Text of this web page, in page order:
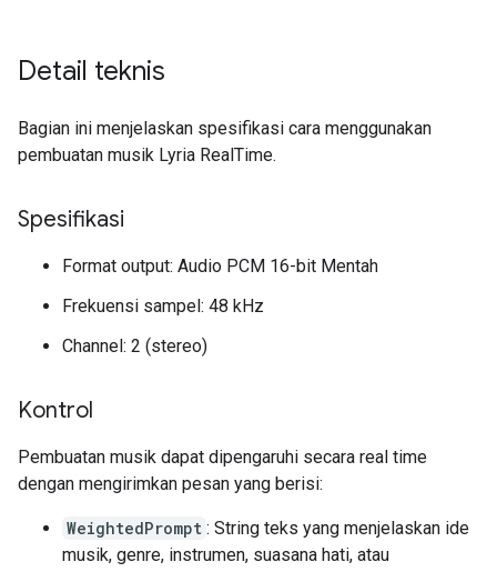
Detail teknis
Bagian ini menjelaskan spesifikasi cara menggunakan
pembuatan musik Lyria RealTime.
Spesifikasi
Format output: Audio PCM 16-bit Mentah
Frekuensi sampel: 48 kHz
Channel: 2 (stereo)
Kontrol
Pembuatan musik dapat dipengaruhi secara real time
dengan mengirimkan pesan yang berisi:
WeightedPrompt : String teks yang menjelaskan ide
musik, genre, instrumen, suasana hati, atau